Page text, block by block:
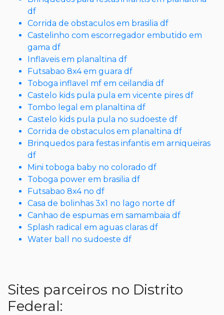
df
Corrida de obstaculos em brasilia df
Castelinho com escorregador embutido em
gama df
Inflaveis em planaltina df
Futsabao 8x4 em guara df
Toboga inflavel mf em ceilandia df
Castelo kids pula pula em vicente pires df
Tombo legal em planaltina df
Castelo kids pula pula no sudoeste df
Corrida de obstaculos em planaltina df
Brinquedos para festas infantis em arniqueiras
df
Mini toboga baby no colorado df
Toboga power em brasilia df
Futsabao 8x4 no df
Casa de bolinhas 3x1 no lago norte df
Canhao de espumas em samambaia df
Splash radical em aguas claras df
Water ball no sudoeste df
Sites parceiros no Distrito
Federal: